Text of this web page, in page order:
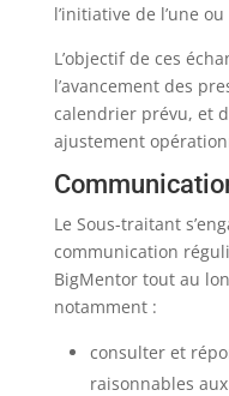
l’initiative de l’une
L’objectif de ces
l’avancement des
calendrier prévu, et
ajustement
Le Sous-traitant
communication
BigMentor tout au
notamment :
consulter et
raisonnables